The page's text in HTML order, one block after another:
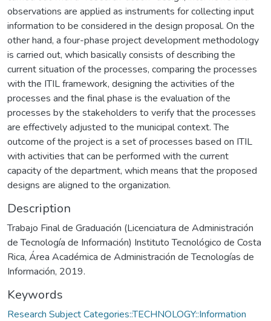
observations are applied as instruments for collecting input
information to be considered in the design proposal. On the
other hand, a four-phase project development methodology
is carried out, which basically consists of describing the
current situation of the processes, comparing the processes
with the ITIL framework, designing the activities of the
processes and the final phase is the evaluation of the
processes by the stakeholders to verify that the processes
are effectively adjusted to the municipal context. The
outcome of the project is a set of processes based on ITIL
with activities that can be performed with the current
capacity of the department, which means that the proposed
designs are aligned to the organization.
Description
Trabajo Final de Graduación (Licenciatura de Administración
de Tecnología de Información) Instituto Tecnológico de Costa
Rica, Área Académica de Administración de Tecnologías de
Información, 2019.
Keywords
Research Subject Categories::TECHNOLOGY::Information